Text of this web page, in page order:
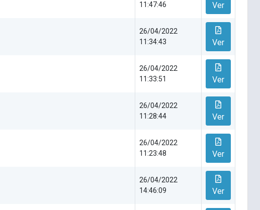
11:47:46
Ver
26/04/2022
11:34:43
Ver
26/04/2022
11:33:51
Ver
26/04/2022
11:28:44
Ver
26/04/2022
11:23:48
Ver
26/04/2022
14:46:09
Ver